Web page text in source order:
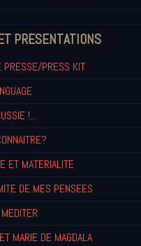
PRESENTATIONS
PRESSE/PRESS KIT
!...
ET MATERIALITE
DE MES PENSEES
MARIE DE MAGDALA